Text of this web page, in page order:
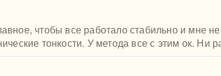
чтобы все работало стабильно и мне
тонкости. У метода все с этим ок. Ни